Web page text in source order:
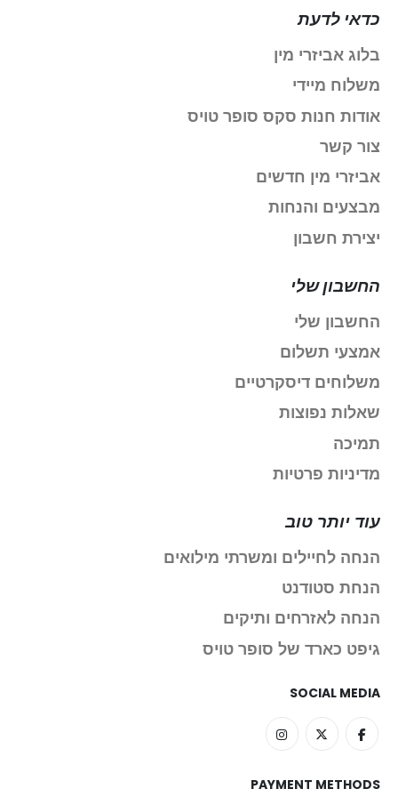
כדאי לדעת
בלוג אביזרי מין
משלוח מיידי
אודות חנות סקס סופר טויס
צור קשר
אביזרי מין חדשים
מבצעים והנחות
יצירת חשבון
החשבון שלי
החשבון שלי
אמצעי תשלום
משלוחים דיסקרטיים
שאלות נפוצות
תמיכה
מדיניות פרטיות
עוד יותר טוב
הנחה לחיילים ומשרתי מילואים
הנחת סטודנט
הנחה לאזרחים ותיקים
גיפט כארד של סופר טויס
SOCIAL MEDIA
PAYMENT METHODS